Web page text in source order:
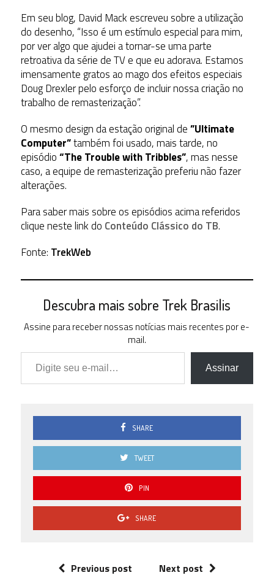
Em seu blog, David Mack escreveu sobre a utilização
do desenho, “Isso é um estímulo especial para mim,
por ver algo que ajudei a tornar-se uma parte
retroativa da série de TV e que eu adorava. Estamos
imensamente gratos ao mago dos efeitos especiais
Doug Drexler pelo esforço de incluir nossa criação no
trabalho de remasterização”.
O mesmo design da estação original de”Ultimate
Computer”também foi usado, mais tarde, no
episódio“The Trouble with Tribbles”, mas nesse
caso, a equipe de remasterização preferiu não fazer
alterações.
Para saber mais sobre os episódios acima referidos
clique neste link do Conteúdo Clássico do TB.
Fonte: TrekWeb
Descubra mais sobre Trek Brasilis
Assine para receber nossas notícias mais recentes por e-
mail.
Digite seu e-mail…
Assinar
SHARE
TWEET
PIN
SHARE
Previous post Next post